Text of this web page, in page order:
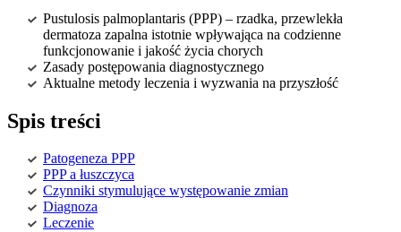
Pustulosis palmoplantaris (PPP) – rzadka, przewlekła
dermatoza zapalna istotnie wpływająca na codzienne
funkcjonowanie i jakość życia chorych
Zasady postępowania diagnostycznego
Aktualne metody leczenia i wyzwania na przyszłość
Spis treści
Patogeneza PPP
PPP a łuszczyca
Czynniki stymulujące występowanie zmian
Diagnoza
Leczenie